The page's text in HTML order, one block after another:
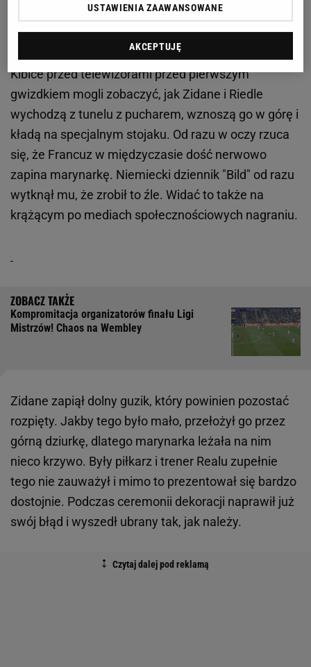
Tak Zidane wyszedł na finał Ligi Mistrzów. Wszyscy
patrzyli na jedno. Koszmarna wpadka
Kibice przed telewizorami przed pierwszym
gwizdkiem mogli zobaczyć, jak Zidane i Riedle
wychodzą z tunelu z pucharem, wznoszą go w górę i
kładą na specjalnym stojaku. Od razu w oczy rzuca
się, że Francuz w międzyczasie dość nerwowo
zapina marynarkę. Niemiecki dziennik "Bild" od razu
wytknął mu, że zrobił to źle. Widać to także na
krążącym po mediach społecznościowych nagraniu.
Kompromitacja organizatorów finału Ligi
Mistrzów! Chaos na Wembley
Zidane zapiął dolny guzik, który powinien pozostać
rozpięty. Jakby tego było mało, przełożył go przez
górną dziurkę, dlatego marynarka leżała na nim
nieco krzywo. Były piłkarz i trener Realu zupełnie
tego nie zauważył i mimo to prezentował się bardzo
dostojnie. Podczas ceremonii dekoracji naprawił już
swój błąd i wyszedł ubrany tak, jak należy.
USTAWIENIA ZAAWANSOWANE
AKCEPTUJĘ